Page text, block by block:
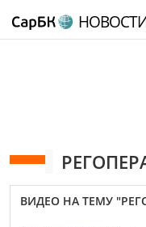
ВИДЕО НА ТЕМУ